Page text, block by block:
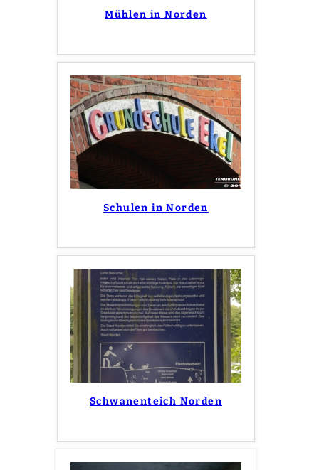
Mühlen in Norden
Schulen in Norden
Schwanenteich Norden